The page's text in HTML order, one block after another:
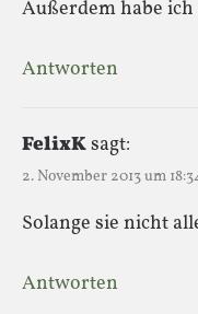
Außerdem habe
Antworten
FelixKsagt:
2. November 2013 um
Solange sie nicht
Antworten